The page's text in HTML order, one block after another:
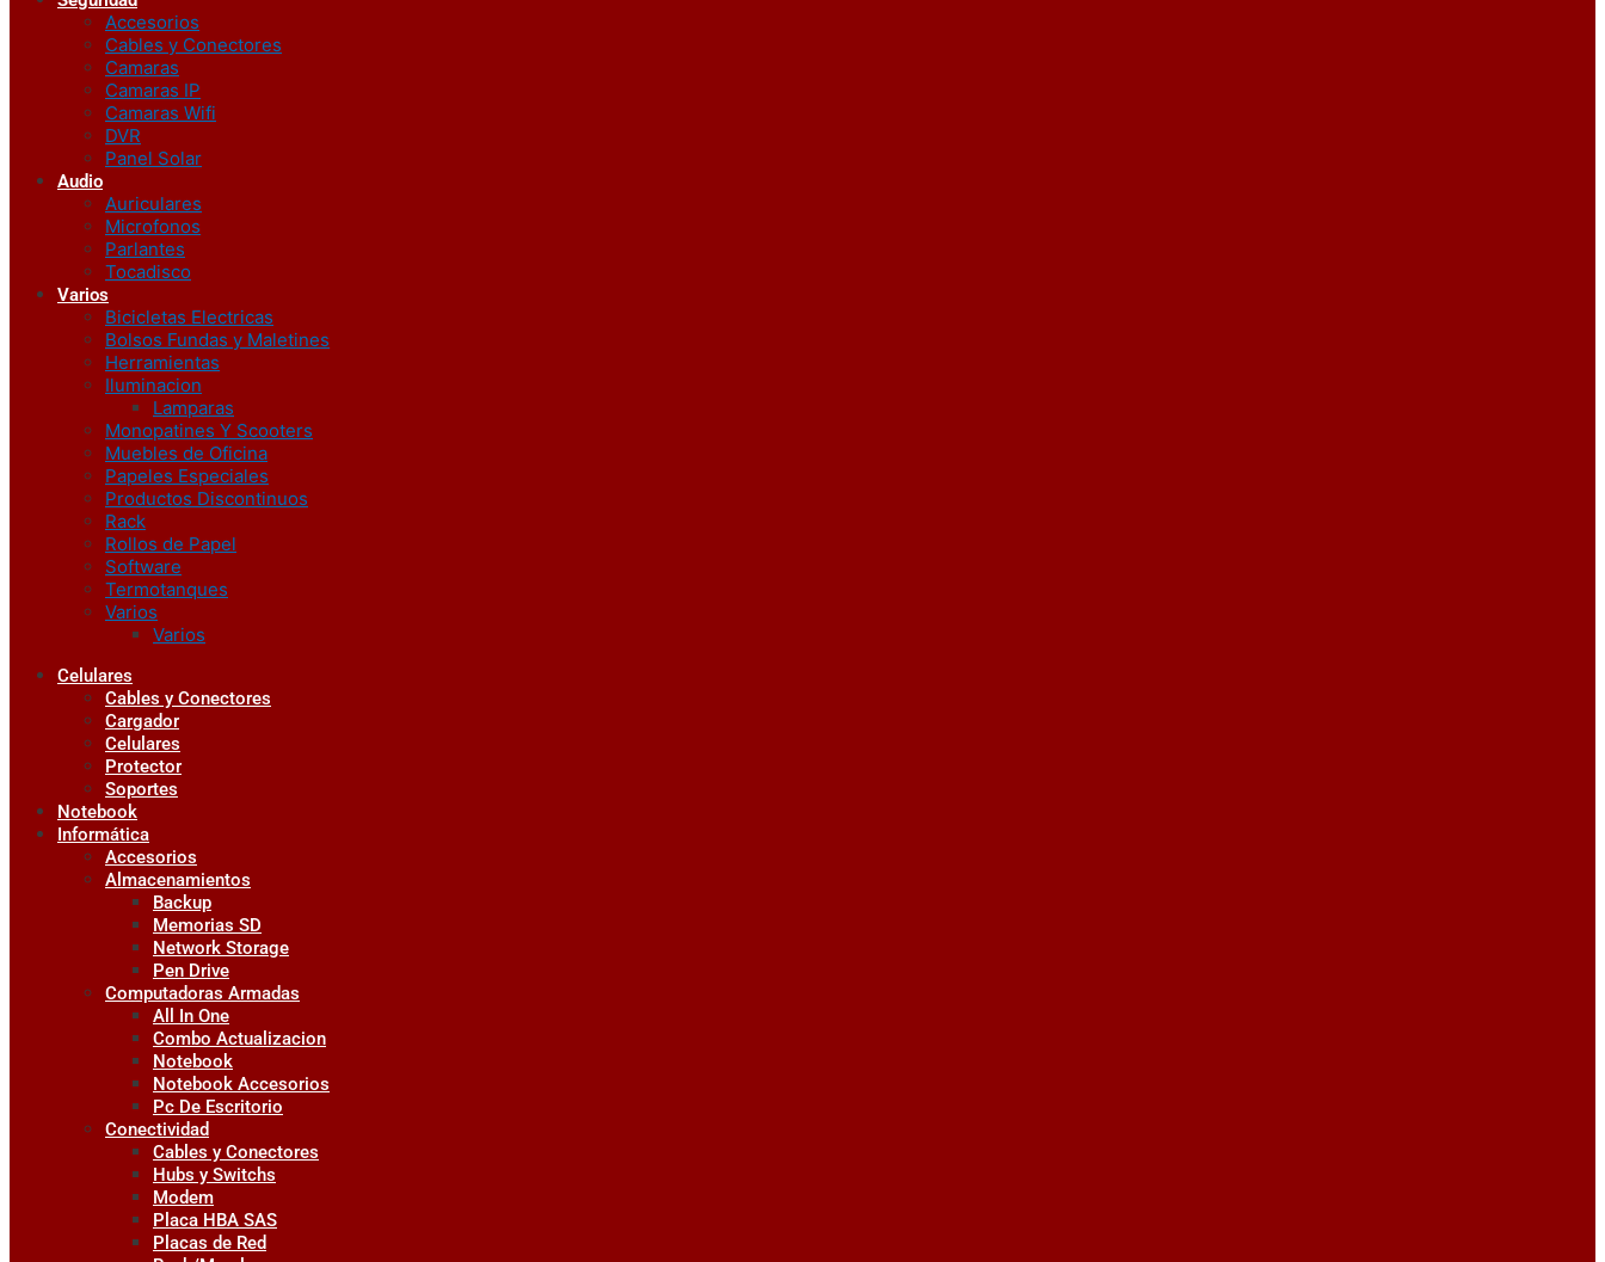
Accesorios
Cables y Conectores
Camaras
Camaras IP
Camaras Wifi
DVR
Panel Solar
Audio
Auriculares
Microfonos
Parlantes
Tocadisco
Varios
Bicicletas Electricas
Bolsos Fundas y Maletines
Herramientas
Iluminacion
Lamparas
Monopatines Y Scooters
Muebles de Oficina
Papeles Especiales
Productos Discontinuos
Rack
Rollos de Papel
Software
Termotanques
Varios
Varios
Celulares
Cables y Conectores
Cargador
Celulares
Protector
Soportes
Notebook
Informática
Accesorios
Almacenamientos
Backup
Memorias SD
Network Storage
Pen Drive
Computadoras Armadas
All In One
Combo Actualizacion
Notebook
Notebook Accesorios
Pc De Escritorio
Conectividad
Cables y Conectores
Hubs y Switchs
Modem
Placa HBA SAS
Placas de Red